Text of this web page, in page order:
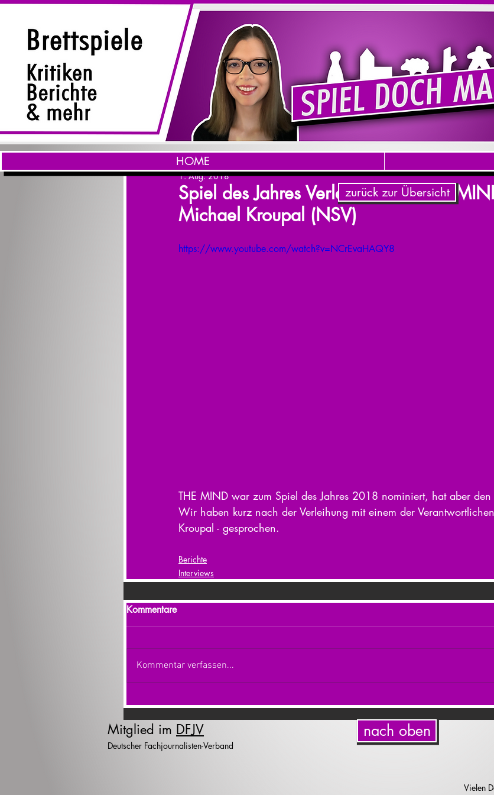
Spiel des Jahres Verleihung 18 -THE
Michael Kroupal (NSV)
1. Aug. 2018
https://www.youtube.com/watch?v=NCrEvaHAQY8
THE MIND war zum Spiel des Jahres 2018 nominiert, hat aber
Wir haben kurz nach der Verleihung mit einem der
Kroupal - gesprochen.
Berichte
Interviews
Kommentare
Kommentar verfassen...
zurück zur Übersicht
HOME
Mitglied im DFJV
Deutscher Fachjournalisten-Verband
nach oben
Vielen